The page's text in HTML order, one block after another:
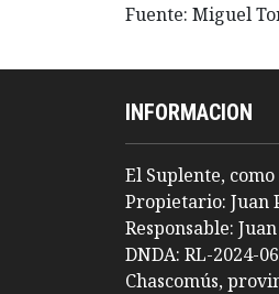
Fuente: Miguel
INFORMACION
El Suplente,
Propietario: Juan
Responsable:
DNDA: RL-2024-
Chascomús,